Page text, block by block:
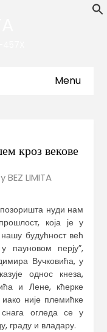
Menu
кроз векове
BEZ LIMITA
нуди нам
која је у
будућност већ
пауновом перју”,
Вучковића, у
однос кнеза,
и Лене, кћерке
иако није племићке
огледа се у
граду и владару.